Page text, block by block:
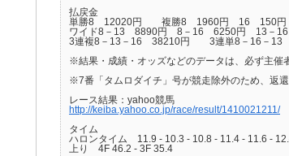
払戻金
単勝8 12020円 複勝8 1960円 16 150
ワイド8－13 8890円 8－16 6250円 13－
3連複8－13－16 38210円 3連単8－16－13
※結果・成績・オッズなどのデータは、必ず主催
※7番「タムロダイチ」号が競走除外のため、返
レース結果：yahoo競馬
http://keiba.yahoo.co.jp/race/result/1410021211/
タイム
ハロンタイム 11.9 - 10.3 - 10.8 - 11.4 - 11.6 -
上り 4F 46.2 - 3F 35.4